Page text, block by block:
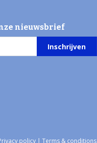
nieuwsbrief
Inschrijven
policy | Terms & conditions